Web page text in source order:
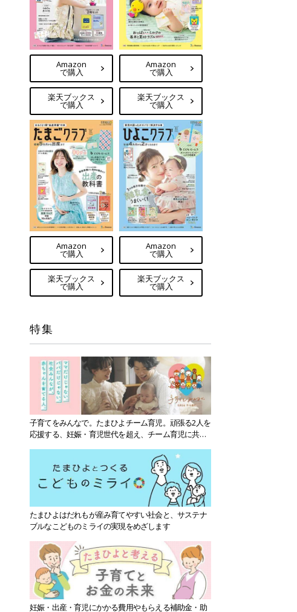
Amazon
で購入
楽天ブックス
で購入
Amazon
で購入
楽天ブックス
で購入
Amazon
で購入
楽天ブックス
で購入
Amazon
で購入
楽天ブックス
で購入
特集
子育てをみんなで。たまひよチーム育児。頑張る2人を
応援する、妊娠・育児世代を超え、チーム育児に共感
たまひよはだれもが産み育てやすい社会と、サステナ
ブルなこどものミライの実現をめざします
妊娠・出産・育児にかかる費用やもらえる補助金・助